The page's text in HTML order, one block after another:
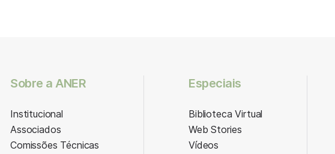
Sobre a ANER
Institucional
Associados
Comissões Técnicas
Especiais
Biblioteca Virtual
Web Stories
Vídeos